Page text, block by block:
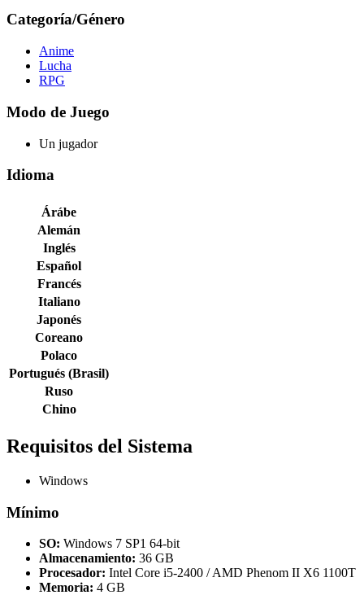
Categoría/Género
Anime
Lucha
RPG
Modo de Juego
Un jugador
Idioma
Árábe
Alemán
Inglés
Español
Francés
Italiano
Japonés
Coreano
Polaco
Portugués (Brasil)
Ruso
Chino
Requisitos del Sistema
Windows
Mínimo
SO: Windows 7 SP1 64-bit
Almacenamiento: 36 GB
Procesador: Intel Core i5-2400 / AMD Phenom II X6 1100T
Memoria: 4 GB